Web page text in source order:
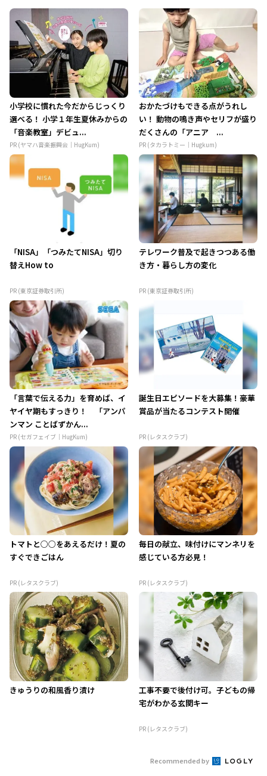
小学校に慣れた今だからじっくり
選べる！ 小学１年生夏休みからの
「音楽教室」デビュ...
PR (ヤマハ音楽振興会｜HugKum)
おかたづけもできる点がうれし
い！ 動物の鳴き声やセリフが盛り
だくさんの「アニア ...
PR (タカラトミー｜Hugkum)
「NISA」「つみたてNISA」切り
替えHow to
PR (東京証券取引所)
テレワーク普及で起きつつある働
き方・暮らし方の変化
PR (東京証券取引所)
「言葉で伝える力」を育めば、イ
ヤイヤ期もすっきり！ 「アンパ
ンマン ことばずかん...
PR (セガフェイブ｜HugKum)
誕生日エピソードを大募集！豪華
賞品が当たるコンテスト開催
PR (レタスクラブ)
トマトと○○をあえるだけ！夏の
すぐできごはん
PR (レタスクラブ)
毎日の献立、味付けにマンネリを
感じている方必見！
PR (レタスクラブ)
きゅうりの和風香り漬け
工事不要で後付け可。子どもの帰
宅がわかる玄関キー
PR (レタスクラブ)
Recommended by